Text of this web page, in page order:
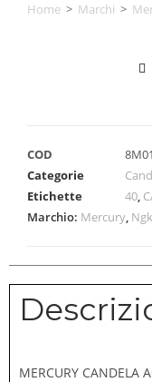
Home > Marchi >
COD
Categorie
Etichette
40,
Marchio: Mercury, Ngk
MERCURY CANDELA